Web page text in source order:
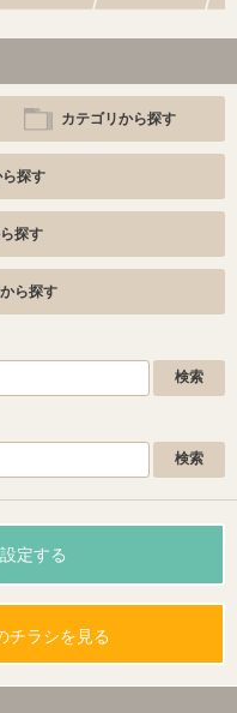
カテゴリから探す
探す
探す
ら探す
定する
チラシを見る